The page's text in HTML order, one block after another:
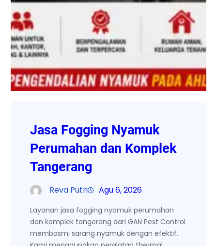
Jasa Fogging Nyamuk
Perumahan dan Komplek
Tangerang
Reva Putri Agu 6, 2026
Layanan jasa fogging nyamuk perumahan
dan komplek tangerang dari GAN Pest Control
membasmi sarang nyamuk dengan efektif.